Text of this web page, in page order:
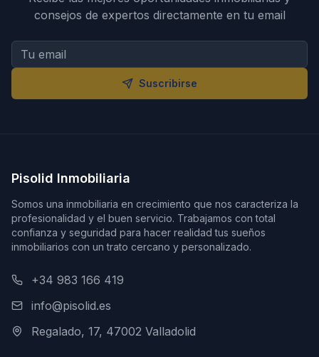
consejos de expertos directamente en tu email
Suscribirse
Pisolid Inmobiliaria
Somos una inmobiliaria en crecimiento que nos caracteriza la
profesionalidad y el buen servicio. Trabajamos con total
confianza y seguridad para hacer realidad tus sueños
inmobiliarios con un trato cercano y personalizado.
+34 983 166 419
info@pisolid.es
Regalado, 17, 47002 Valladolid